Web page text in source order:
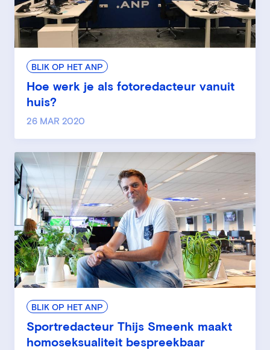
BLIK OP HET ANP
Hoe werk je als fotoredacteur vanuit
huis?
26 MAR 2020
BLIK OP HET ANP
Sportredacteur Thijs Smeenk maakt
homoseksualiteit bespreekbaar